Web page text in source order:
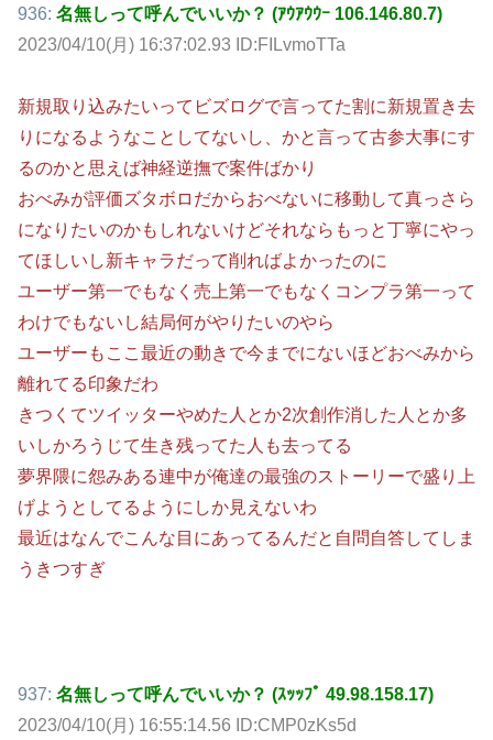
936: 名無しって呼んでいいか？ (ｱｳｱｳｳｰ 106.146.80.7)
2023/04/10(月) 16:37:02.93 ID:FILvmoTTa
新規取り込みたいってビズログで言ってた割に新規置き去
りになるようなことしてないし、かと言って古参大事にす
るのかと思えば神経逆撫で案件ばかり
おべみが評価ズタボロだからおべないに移動して真っさら
になりたいのかもしれないけどそれならもっと丁寧にやっ
てほしいし新キャラだって削ればよかったのに
ユーザー第一でもなく売上第一でもなくコンプラ第一って
わけでもないし結局何がやりたいのやら
ユーザーもここ最近の動きで今までにないほどおべみから
離れてる印象だわ
きつくてツイッターやめた人とか2次創作消した人とか多
いしかろうじて生き残ってた人も去ってる
夢界隈に怨みある連中が俺達の最強のストーリーで盛り上
げようとしてるようにしか見えないわ
最近はなんでこんな目にあってるんだと自問自答してしま
うきつすぎ
937: 名無しって呼んでいいか？ (ｽｯｯﾌﾟ 49.98.158.17)
2023/04/10(月) 16:55:14.56 ID:CMP0zKs5d